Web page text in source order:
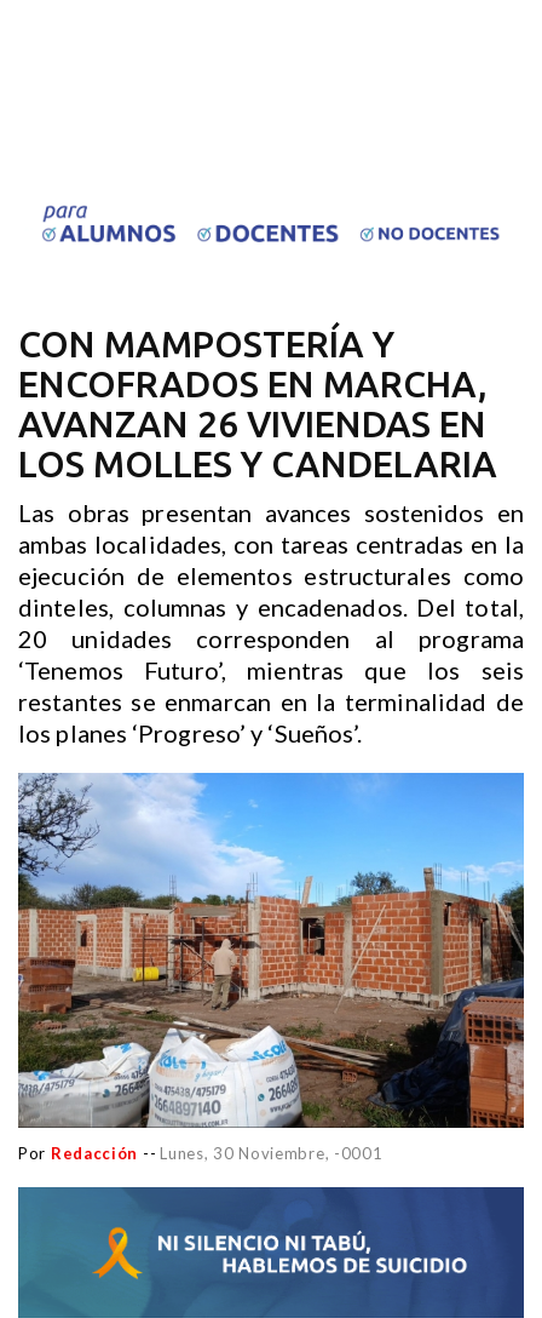
CON MAMPOSTERÍA Y
ENCOFRADOS EN MARCHA,
AVANZAN 26 VIVIENDAS EN
LOS MOLLES Y CANDELARIA
Las obras presentan avances sostenidos en
ambas localidades, con tareas centradas en la
ejecución de elementos estructurales como
dinteles, columnas y encadenados. Del total,
20 unidades corresponden al programa
‘Tenemos Futuro’, mientras que los seis
restantes se enmarcan en la terminalidad de
los planes ‘Progreso’ y ‘Sueños’.
Por Redacción -- Lunes, 30 Noviembre, -0001